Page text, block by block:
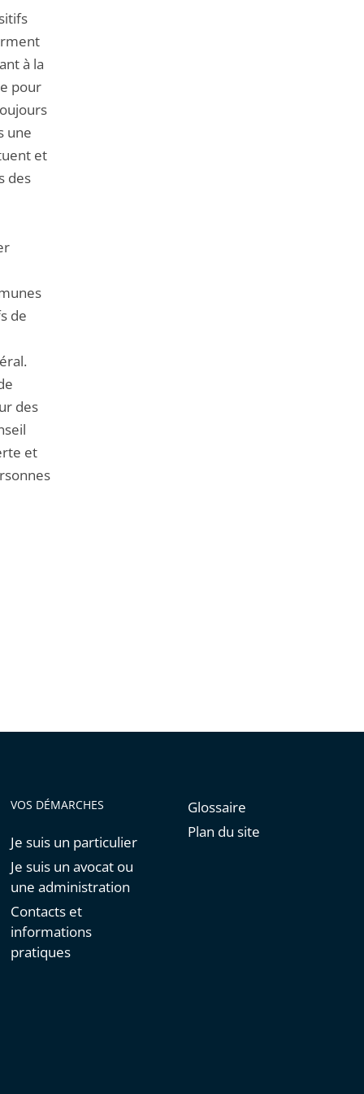
à la
pour
une
et
des
de
des
et
VOS DÉMARCHES
Je suis un particulier
Je suis un avocat ou
une administration
Contacts et
informations
pratiques
Glossaire
Plan du site